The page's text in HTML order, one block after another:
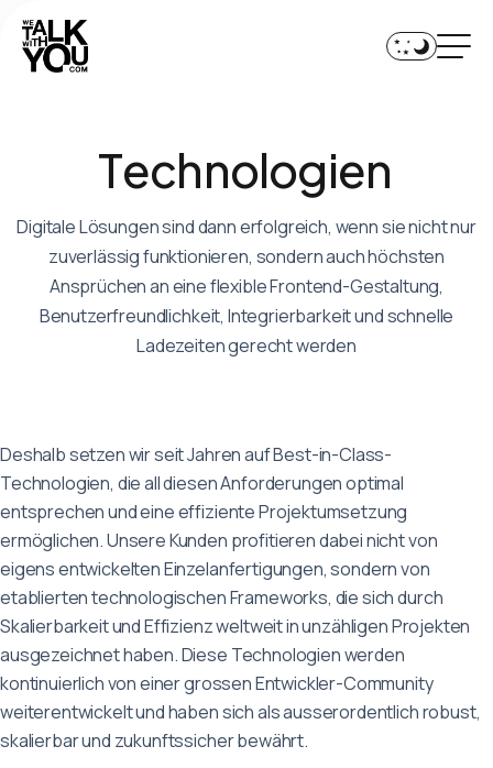
Services
Technologien
Team
Referenzen
Journal
+41 44 552 01 90
contact@wetalkwithyou.com
Deutsch English Français
Technologien
Digitale Lösungen sind dann erfolgreich, wenn sie nicht nur
zuverlässig funktionieren, sondern auch höchsten
Ansprüchen an eine flexible Frontend-Gestaltung,
Benutzerfreundlichkeit, Integrierbarkeit und schnelle
Ladezeiten gerecht werden
Deshalb setzen wir seit Jahren auf Best-in-Class-
Technologien, die all diesen Anforderungen optimal
entsprechen und eine effiziente Projektumsetzung
ermöglichen. Unsere Kunden profitieren dabei nicht von
eigens entwickelten Einzelanfertigungen, sondern von
etablierten technologischen Frameworks, die sich durch
Skalierbarkeit und Effizienz weltweit in unzähligen Projekten
ausgezeichnet haben. Diese Technologien werden
kontinuierlich von einer grossen Entwickler-Community
weiterentwickelt und haben sich als ausserordentlich robust,
skalierbar und zukunftssicher bewährt.